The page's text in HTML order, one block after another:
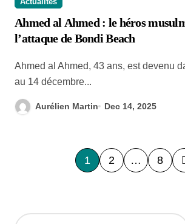
Ahmed al Ahmed : le héros
l’attaque de Bondi Beach
Ahmed al Ahmed, 43 ans, est devenu dans la nuit du 13
au 14 décembre...
Aurélien Martin Dec 14, 2025
P
t
1 2 … 8